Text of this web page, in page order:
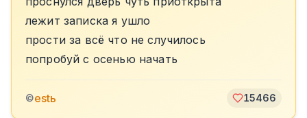
лежит записка я ушло
прости за всё что не случилось
попробуй с осенью начать
©estь 15466